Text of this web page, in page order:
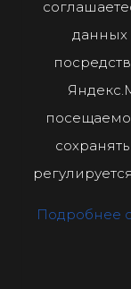
данных
Подробнее